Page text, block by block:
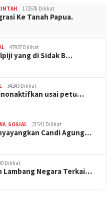
172578 Dilihat
Ke Tanah Papua.
47937 Dilihat
yang di Sidak B…
34243 Dilihat
usai petu…
, SOSIAL 21541 Dilihat
Candi Agung…
Dilihat
Lambang Negara Terkai…